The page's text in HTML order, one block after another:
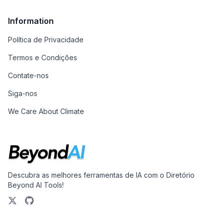
Information
Política de Privacidade
Termos e Condições
Contate-nos
Siga-nos
We Care About Climate
Descubra as melhores ferramentas de IA com o Diretório
Beyond AI Tools!